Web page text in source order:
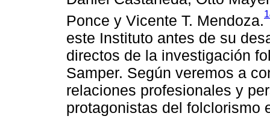
Ponce y Vicente T. Mendoza.
este Instituto antes de su
directos de la investigación
Samper. Según veremos a
relaciones profesionales y
protagonistas del folclorismo